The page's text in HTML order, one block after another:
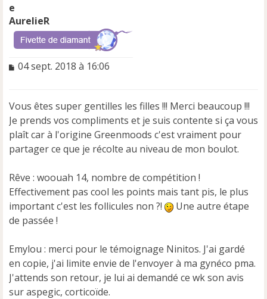
AurelieR
M
a
g
e
n
o
l
u
04 sept. 2018 à 16:06
Vous êtes super gentilles les filles !!! Merci beaucoup !!!
Je prends vos compliments et je suis contente si ça vous
plaît car à l'origine Greenmoods c'est vraiment pour
partager ce que je récolte au niveau de mon boulot.
Rêve : woouah 14, nombre de compétition !
Effectivement pas cool les points mais tant pis, le plus
important c'est les follicules non ?!
Une autre étape
de passée !
Emylou : merci pour le témoignage Ninitos. J'ai gardé
en copie, j'ai limite envie de l'envoyer à ma gynéco pma.
J'attends son retour, je lui ai demandé ce wk son avis
sur aspegic, corticoïde.